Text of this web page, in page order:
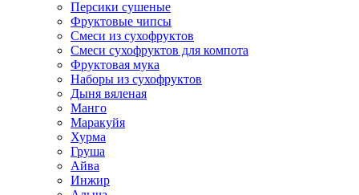
Персики сушеные
Фруктовые чипсы
Смеси из сухофруктов
Смеси сухофруктов для компота
Фруктовая мука
Наборы из сухофруктов
Дыня вяленая
Манго
Маракуйя
Хурма
Груша
Айва
Инжир